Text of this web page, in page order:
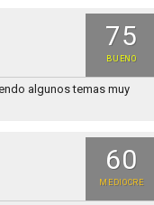
75
BUENO
algunos temas muy
60
MEDIOCRE